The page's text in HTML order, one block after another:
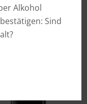
Alkohol
Sind